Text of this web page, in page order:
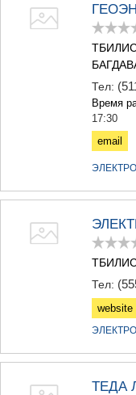
Тел:
Время
17:30
email
Тел:
website
ТЕДА